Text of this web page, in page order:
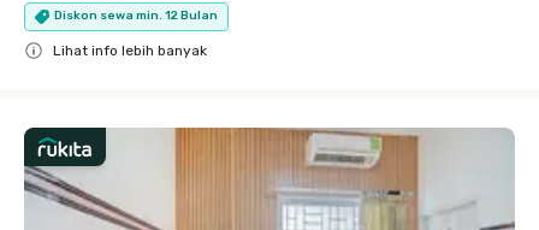
Diskon sewa min. 12 Bulan
Lihat info lebih banyak